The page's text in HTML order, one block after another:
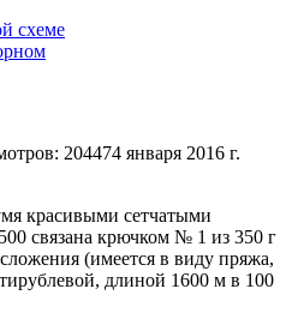
схеме
204474 января 2016 г.
красивыми сетчатыми
связана крючком № 1 из 350 г
(имеется в виду пряжа,
длиной 1600 м в 100